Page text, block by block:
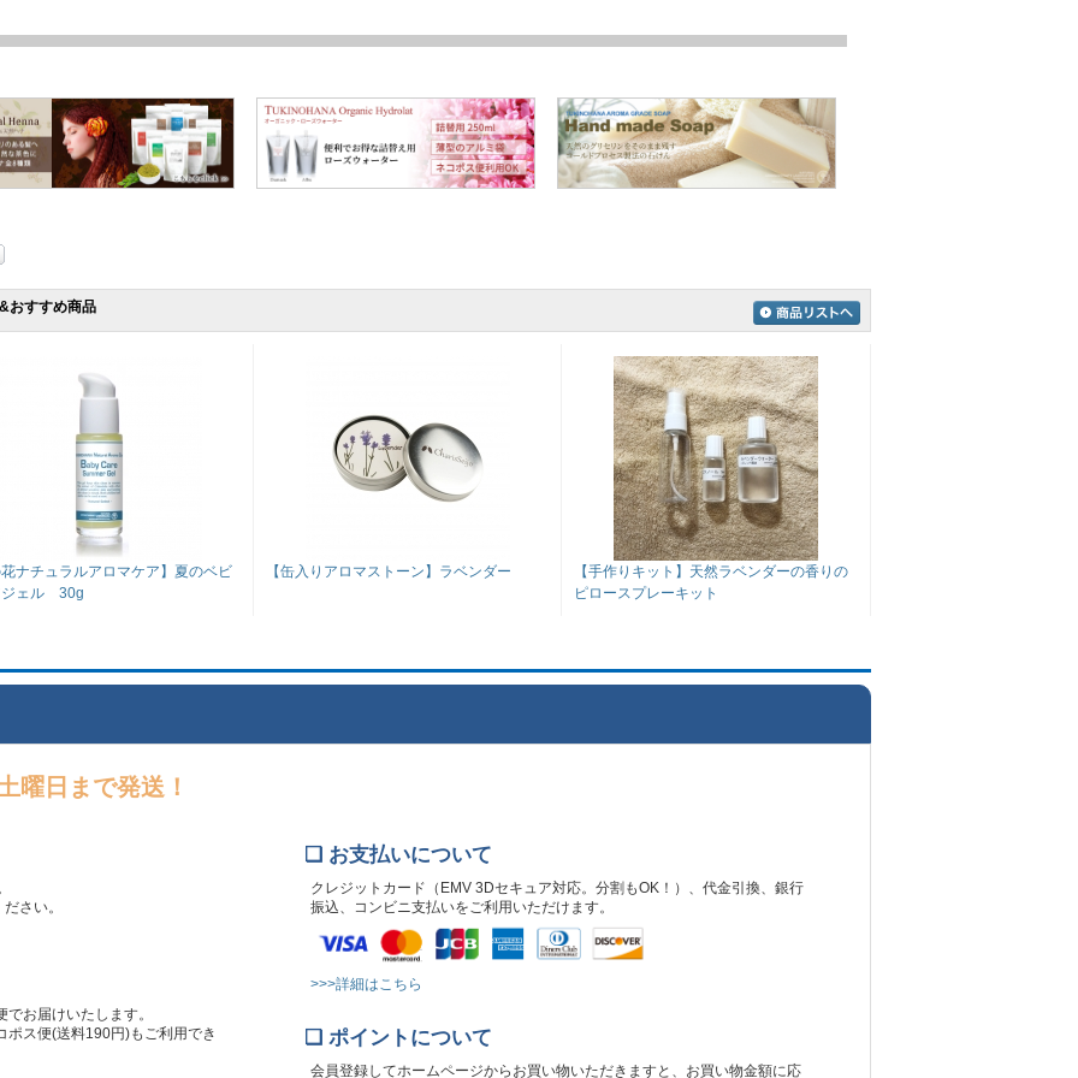
おすすめ商品
ナチュラルアロマケア】夏のベビ
ジェル 30g
【缶入りアロマストーン】ラベンダー
【手作りキット】天然ラベンダーの香りの
ピロースプレーキット
日まで発送！
さい。
お届けいたします。
ポス便(送料190円)もご利用でき
❏ お支払いについて
クレジットカード（EMV 3Dセキュア対応。分割もOK！）、代金引換、銀行
振込、コンビニ支払いをご利用いただけます。
>>>詳細はこちら
❏ ポイントについて
会員登録してホームページからお買い物いただきますと、お買い物金額に応